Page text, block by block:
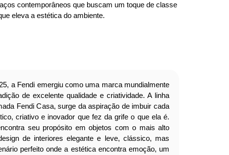
contemporâneos que buscam um toque de classe
eleva a estética do ambiente.
a Fendi emergiu como uma marca mundialmente
de excelente qualidade e criatividade. A linha
Fendi Casa, surge da aspiração de imbuir cada
criativo e inovador que fez da grife o que ela é.
seu propósito em objetos com o mais alto
de interiores elegante e leve, clássico, mas
perfeito onde a estética encontra emoção, um